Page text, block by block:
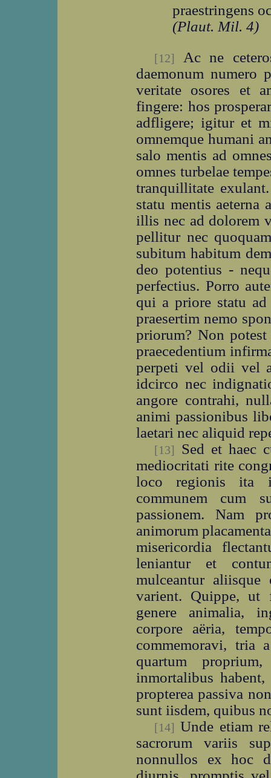
praestringens
(Plaut. Mil. 4)
[12]
Ac ne
daemonum numero
veritate osores et
fingere: hos
adfligere; igitur et
omnemque humani
salo mentis ad
omnes turbelae
tranquillitate
statu mentis aeterna
illis nec ad dolorem
pellitur nec
subitum habitum
deo potentius -
perfectius. Porro
qui a priore statu
praesertim nemo
priorum? Non
praecedentium
perpeti vel odii vel
idcirco nec
angore contrahi,
animi passionibus
laetari nec aliquid
[13]
Sed et haec
mediocritati rite
loco regionis ita
communem cum
passionem. Nam
animorum
misericordia
leniantur et
mulceantur
varient. Quippe, ut
genere animalia,
corpore aëria,
commemoravi, tria
quartum
inmortalibus
propterea passiva
sunt iisdem, quibus
[14] Unde etiam
sacrorum variis
nonnullos ex hoc